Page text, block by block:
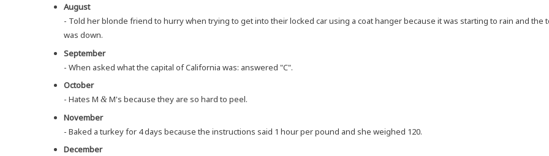
August
- Told her blon­de fri­end to hur­ry when try­ing to get into their locked car using a coat han­ger becau­se it was start­ing to rain and the
was down.
Sep­tem­ber
- When asked what the capi­tal of Cali­for­nia was: ans­we­red "C".
Octo­ber
- Hates M &M's becau­se they are so hard to peel.
Novem­ber
- Baked a tur­key for 4 days becau­se the ins­truc­tions said 1 hour per pound and she weig­hed 120.
Decem­ber